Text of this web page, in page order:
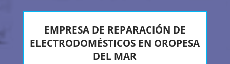
EMPRESA DE REPARACIÓN DE
ELECTRODOMÉSTICOS EN OROPESA
DEL MAR